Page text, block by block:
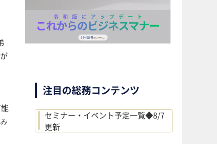
注目の総務コンテンツ
セミナー・イベント予定一覧◆8/7
更新